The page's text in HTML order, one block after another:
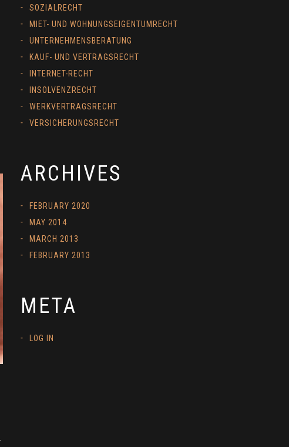
SOZIALRECHT
MIET- UND WOHNUNGSEIGENTUMRECHT
UNTERNEHMENSBERATUNG
KAUF- UND VERTRAGSRECHT
INTERNET-RECHT
INSOLVENZRECHT
WERKVERTRAGSRECHT
VERSICHERUNGSRECHT
ARCHIVES
FEBRUARY 2020
MAY 2014
MARCH 2013
FEBRUARY 2013
META
LOG IN